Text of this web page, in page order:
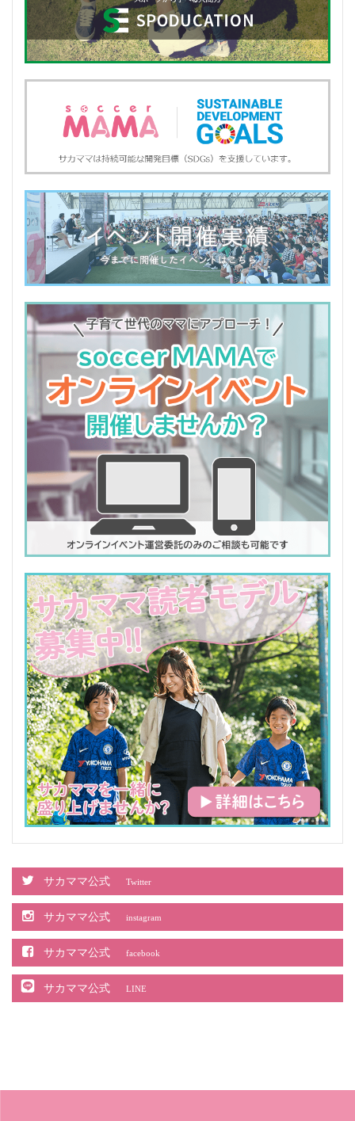
サカママ公式 Twitter
サカママ公式 instagram
サカママ公式 facebook
サカママ公式 LINE